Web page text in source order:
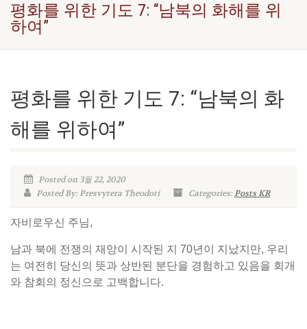
평화를 위한 기도 7: “남북의 화해를 위
하여”
평화를 위한 기도 7: “남북의 화
해를 위하여”
Posted on 3월 22, 2020
Posted By: Presvytera Theodoti
Categories:Posts KR
자비로우신 주님,
남과 북에 전쟁의 재앙이 시작된 지 70년이 지났지만, 우리
는 여전히 당신의 뜻과 상반된 분단을 경험하고 있음을 회개
와 참회의 정신으로 고백합니다.